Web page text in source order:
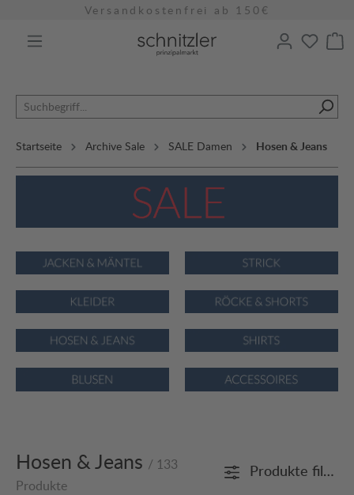
Versandkostenfrei ab 150€
Startseite Archive Sale SALE Damen Hosen & Jeans
Hosen & Jeans / 133
Produkte
Produkte filtern